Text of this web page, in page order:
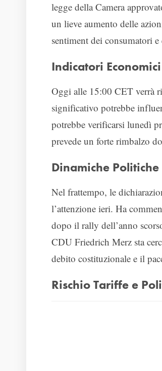
legge della Camera
un lieve aumento delle
sentiment dei consumatori
Indicatori
Oggi alle 15:00 CET verrà
significativo potrebbe
potrebbe verificarsi lunedì
prevede un forte rimbalzo
Dinamiche
Nel frattempo, le
l’attenzione ieri. Ha
dopo il rally dell’anno
CDU Friedrich Merz sta
debito costituzionale e il
Rischio Tariffe e